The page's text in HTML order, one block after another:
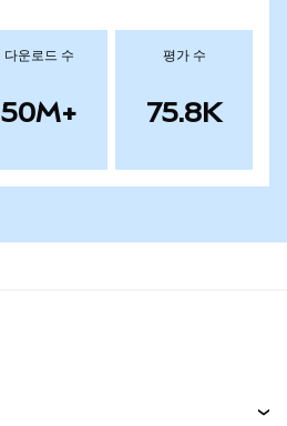
다운로드 수
50M+
평가 수
75.8K